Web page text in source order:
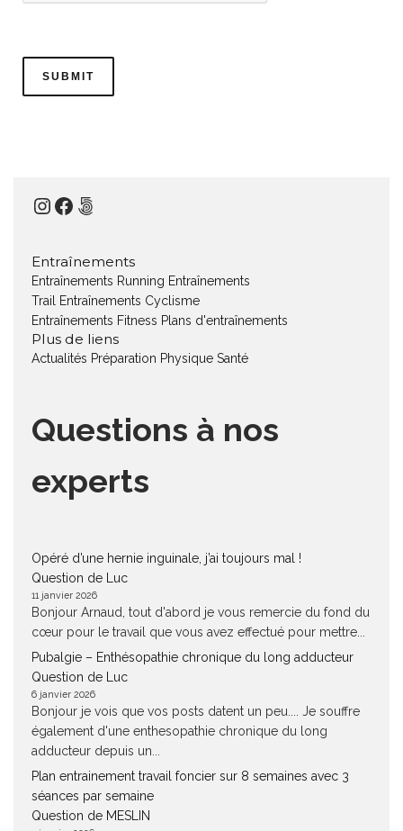
Instagram
Facebook
500px
Entraînements
Entraînements Running Entraînements
Trail
Entraînements Cyclisme
Entraînements Fitness Plans d'entraînements
Plus de liens
Actualités Préparation Physique Santé
Questions à nos
experts
Opéré d’une hernie inguinale, j’ai toujours mal !
Question de Luc
11 janvier 2026
Bonjour Arnaud, tout d'abord je vous remercie du fond du
cœur pour le travail que vous avez effectué pour mettre...
Pubalgie – Enthésopathie chronique du long adducteur
Question de Luc
6 janvier 2026
Bonjour je vois que vos posts datent un peu.... Je souffre
également d'une enthesopathie chronique du long
adducteur depuis un...
Plan entrainement travail foncier sur 8 semaines avec 3
séances par semaine
Question de MESLIN